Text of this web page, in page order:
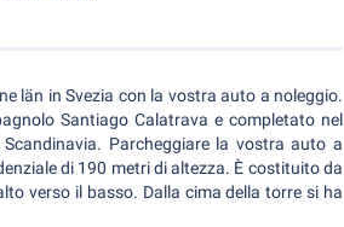
län in Svezia con la vostra auto a noleggio.
Santiago Calatrava e completato nel
Parcheggiare la vostra auto a
di 190 metri di altezza. È costituito da
verso il basso. Dalla cima della torre si ha